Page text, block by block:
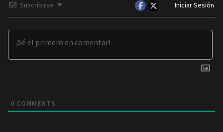
Suscribirse Iniciar Sesión
0 COMMENTS